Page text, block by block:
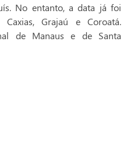
No entanto, a data já foi
Grajaú e Coroatá.
de Manaus e de Santa